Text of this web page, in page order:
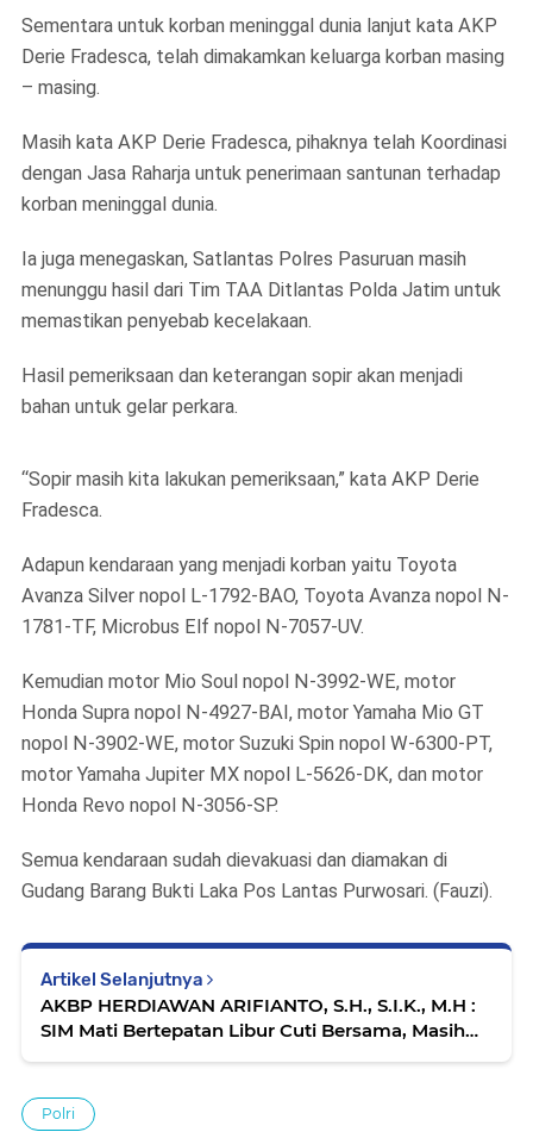
Sementara untuk korban meninggal dunia lanjut kata AKP
Derie Fradesca, telah dimakamkan keluarga korban masing
– masing.
Masih kata AKP Derie Fradesca, pihaknya telah Koordinasi
dengan Jasa Raharja untuk penerimaan santunan terhadap
korban meninggal dunia.
Ia juga menegaskan, Satlantas Polres Pasuruan masih
menunggu hasil dari Tim TAA Ditlantas Polda Jatim untuk
memastikan penyebab kecelakaan.
Hasil pemeriksaan dan keterangan sopir akan menjadi
bahan untuk gelar perkara.
“Sopir masih kita lakukan pemeriksaan,” kata AKP Derie
Fradesca.
Adapun kendaraan yang menjadi korban yaitu Toyota
Avanza Silver nopol L-1792-BAO, Toyota Avanza nopol N-
1781-TF, Microbus Elf nopol N-7057-UV.
Kemudian motor Mio Soul nopol N-3992-WE, motor
Honda Supra nopol N-4927-BAI, motor Yamaha Mio GT
nopol N-3902-WE, motor Suzuki Spin nopol W-6300-PT,
motor Yamaha Jupiter MX nopol L-5626-DK, dan motor
Honda Revo nopol N-3056-SP.
Semua kendaraan sudah dievakuasi dan diamakan di
Gudang Barang Bukti Laka Pos Lantas Purwosari. (Fauzi).
Artikel Selanjutnya
AKBP HERDIAWAN ARIFIANTO, S.H., S.I.K., M.H :
SIM Mati Bertepatan Libur Cuti Bersama, Masih
Polri